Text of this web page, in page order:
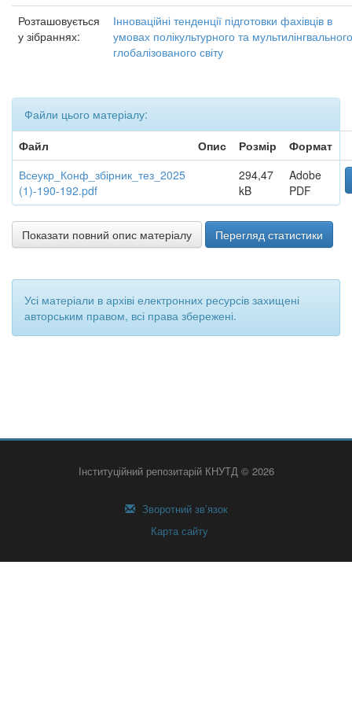
Розташовується
у зібраннях:
Інноваційні тенденції підготовки фахівців в
умовах полікультурного та мультилінгвального
глобалізованого світу
Файли цього матеріалу:
Файл
Опис Розмір
Формат
Всеукр_Конф_збірник_тез_2025
(1)-190-192.pdf
294,47
kB
Adobe
PDF
Показати повний опис матеріалу Перегляд статистики
Усі матеріали в архіві електронних ресурсів захищені
авторським правом, всі права збережені.
Інституційний репозитарій КНУТД © 2026
Зворотний зв’язок
Карта сайту